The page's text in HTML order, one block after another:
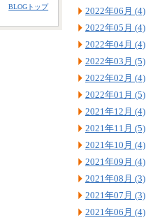
BLOGトップ
2022年06月 (4)
2022年05月 (4)
2022年04月 (4)
2022年03月 (5)
2022年02月 (4)
2022年01月 (5)
2021年12月 (4)
2021年11月 (5)
2021年10月 (4)
2021年09月 (4)
2021年08月 (3)
2021年07月 (3)
2021年06月 (4)